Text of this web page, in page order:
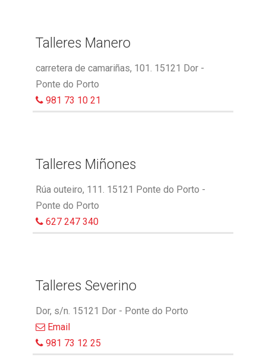
Talleres Manero
carretera de camariñas, 101. 15121 Dor -
Ponte do Porto
981 73 10 21
Talleres Miñones
Rúa outeiro, 111. 15121 Ponte do Porto -
Ponte do Porto
627 247 340
Talleres Severino
Dor, s/n. 15121 Dor - Ponte do Porto
Email
981 73 12 25